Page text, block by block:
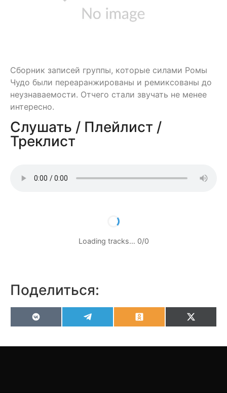
Сборник записей группы, которые силами Ромы
Чудо были переаранжированы и ремиксованы до
неузнаваемости. Отчего стали звучать не менее
интересно.
Слушать / Плейлист /
Треклист
Loading tracks… 0/0
Поделиться:
VK OdnoklassnikiX